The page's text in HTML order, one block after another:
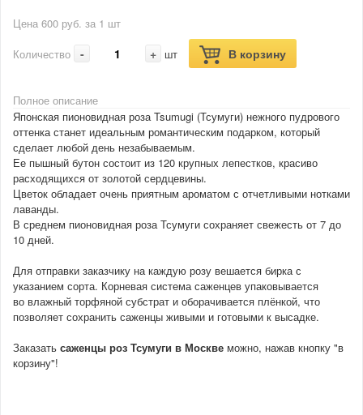
Цена 600 руб. за 1 шт
Количество
- + шт В корзину
Полное описание
Японская пионовидная роза Tsumugi (Тсумуги) нежного пудрового
оттенка станет идеальным романтическим подарком, который
сделает любой день незабываемым.
Ее пышный бутон состоит из 120 крупных лепестков, красиво
расходящихся от золотой сердцевины.
Цветок обладает очень приятным ароматом с отчетливыми нотками
лаванды.
В среднем пионовидная роза Тсумуги сохраняет свежесть от 7 до
10 дней.
Для отправки заказчику на каждую розу вешается бирка с
указанием сорта. Корневая система саженцев упаковывается
во влажный торфяной субстрат и оборачивается плёнкой, что
позволяет сохранить саженцы живыми и готовыми к высадке.
Заказать саженцы роз Тсумуги в Москве можно, нажав кнопку "в
корзину"!